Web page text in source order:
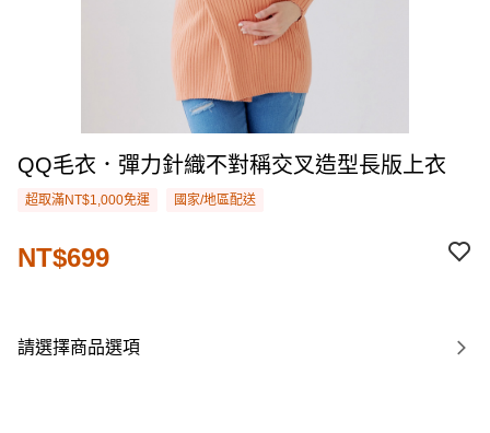
QQ毛衣．彈力針織不對稱交叉造型長版上衣
超取滿NT$1,000免運 國家/地區配送
NT$699
請選擇商品選項